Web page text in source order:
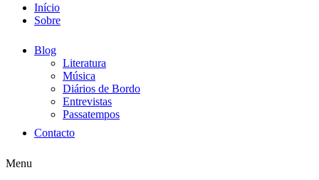
Início
Sobre
Blog
Literatura
Música
Diários de Bordo
Entrevistas
Passatempos
Contacto
Menu